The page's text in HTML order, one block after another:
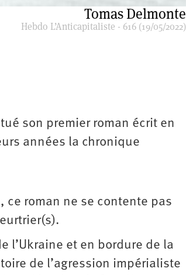
Tomas Delmonte
Hebdo L’Anticapitaliste - 616 (19/05/2022)
son premier roman écrit en
années la chronique
ce roman ne se contente pas
l’Ukraine et en bordure de la
de l’agression impérialiste